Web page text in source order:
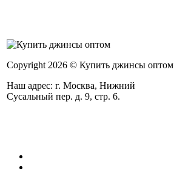
Copyright 2026 © Купить джинсы оптом
Наш адрес: г. Москва, Нижний
Сусальный пер. д. 9, стр. 6.